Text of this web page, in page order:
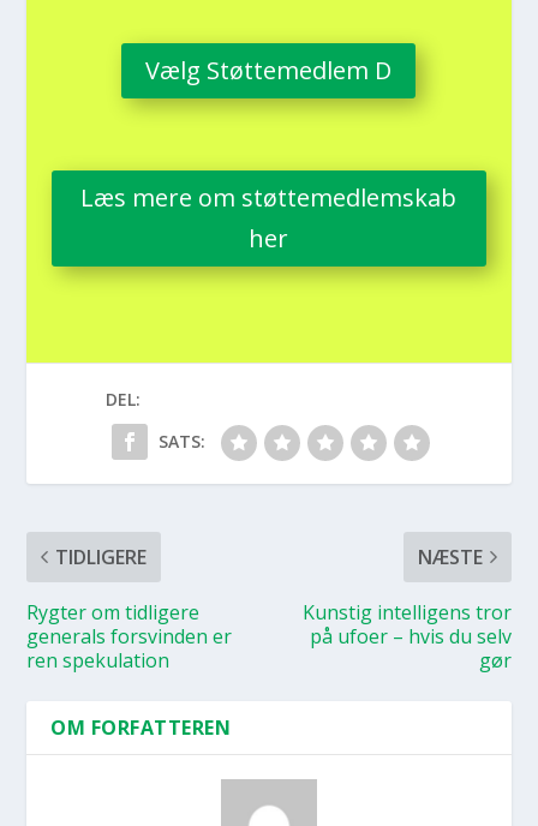
Vælg Støt­te­med­lem D
Læs mere om støt­te­med­lem­skab
her
DEL:
SATS:
TIDLIGERE
Ryg­ter om tid­li­ge­re
gene­rals for­svin­den er
ren spe­ku­la­tion
NÆSTE
Kun­stig intel­li­gens tror
på ufo­er – hvis du selv
gør
OM FORFATTEREN